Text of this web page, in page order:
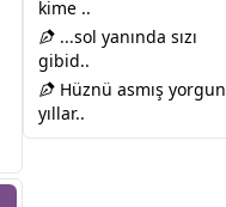
kime ..
...sol yanında sızı
gibid..
Hüznü asmış yorgun
yıllar..